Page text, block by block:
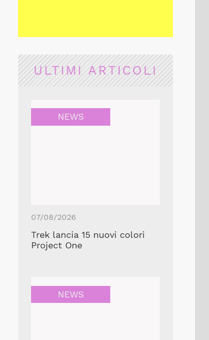
ULTIMI ARTICOLI
NEWS
07/08/2026
Trek lancia 15 nuovi colori
Project One
NEWS